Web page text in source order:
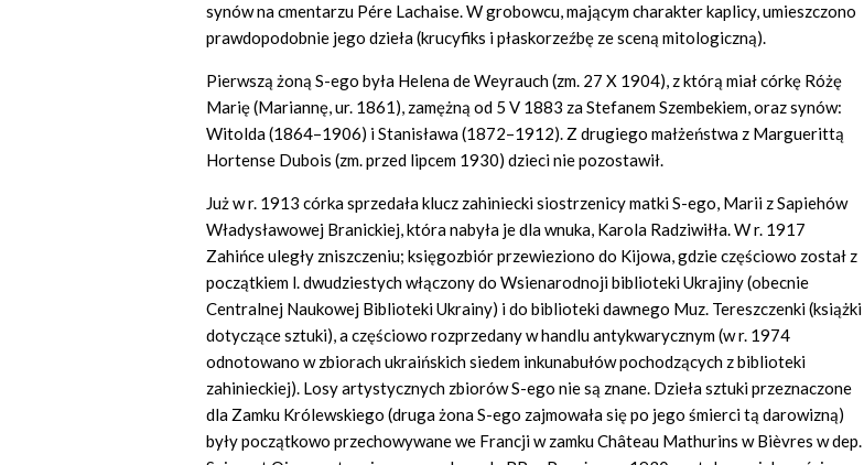
synów na cmentarzu Pére Lachaise. W grobowcu, mającym charakter kaplicy, umieszczono
prawdopodobnie jego dzieła (krucyfiks i płaskorzeźbę ze sceną mitologiczną).
Pierwszą żoną S-ego była Helena de Weyrauch (zm. 27 X 1904), z którą miał córkę Różę
Marię (Mariannę, ur. 1861), zamężną od 5 V 1883 za Stefanem Szembekiem, oraz synów:
Witolda (1864–1906) i Stanisława (1872–1912). Z drugiego małżeństwa z Marguerittą
Hortense Dubois (zm. przed lipcem 1930) dzieci nie pozostawił.
Już w r. 1913 córka sprzedała klucz zahiniecki siostrzenicy matki S-ego, Marii z Sapiehów
Władysławowej Branickiej, która nabyła je dla wnuka, Karola Radziwiłła. W r. 1917
Zahińce uległy zniszczeniu; księgozbiór przewieziono do Kijowa, gdzie częściowo został z
początkiem l. dwudziestych włączony do Wsienarodnoji biblioteki Ukrajiny (obecnie
Centralnej Naukowej Biblioteki Ukrainy) i do biblioteki dawnego Muz. Tereszczenki (książki
dotyczące sztuki), a częściowo rozprzedany w handlu antykwarycznym (w r. 1974
odnotowano w zbiorach ukraińskich siedem inkunabułów pochodzących z biblioteki
zahinieckiej). Losy artystycznych zbiorów S-ego nie są znane. Dzieła sztuki przeznaczone
dla Zamku Królewskiego (druga żona S-ego zajmowała się po jego śmierci tą darowizną)
były początkowo przechowywane we Francji w zamku Château Mathurins w Bièvres w dep.